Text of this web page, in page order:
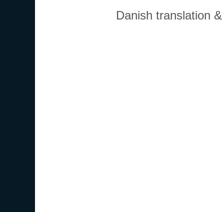
Danish translation